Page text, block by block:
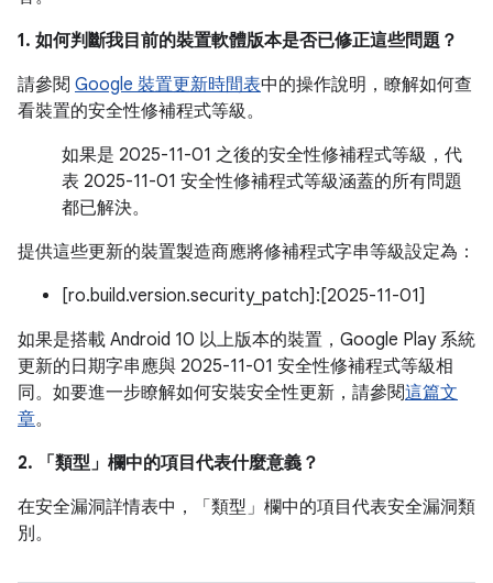
1. 如何判斷我目前的裝置軟體版本是否已修正這些問題？
請參閱 Google 裝置更新時間表中的操作說明，瞭解如何查
看裝置的安全性修補程式等級。
如果是 2025-11-01 之後的安全性修補程式等級，代
表 2025-11-01 安全性修補程式等級涵蓋的所有問題
都已解決。
提供這些更新的裝置製造商應將修補程式字串等級設定為：
[ro.build.version.security_patch]:[2025-11-01]
如果是搭載 Android 10 以上版本的裝置，Google Play 系統
更新的日期字串應與 2025-11-01 安全性修補程式等級相
同。如要進一步瞭解如何安裝安全性更新，請參閱這篇文
章。
2. 「類型」 欄中的項目代表什麼意義？
在安全漏洞詳情表中，「類型」 欄中的項目代表安全漏洞類
別。